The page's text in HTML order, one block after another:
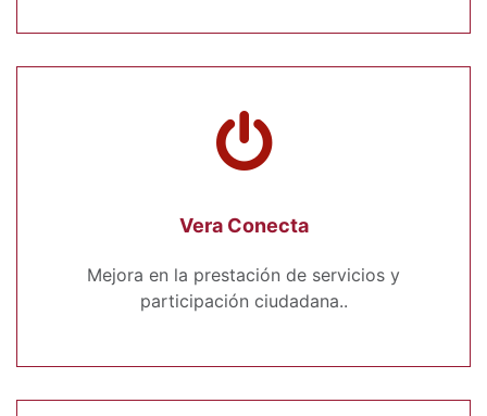
Vera Conecta
Mejora en la prestación de servicios y
participación ciudadana..